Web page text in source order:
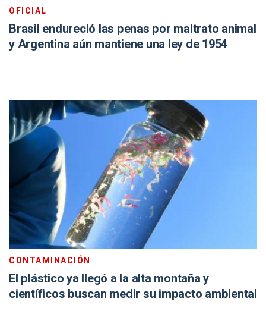
OFICIAL
Brasil endureció las penas por maltrato animal
y Argentina aún mantiene una ley de 1954
CONTAMINACIÓN
El plástico ya llegó a la alta montaña y
científicos buscan medir su impacto ambiental